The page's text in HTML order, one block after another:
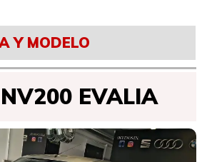
Y MODELO
EVALIA